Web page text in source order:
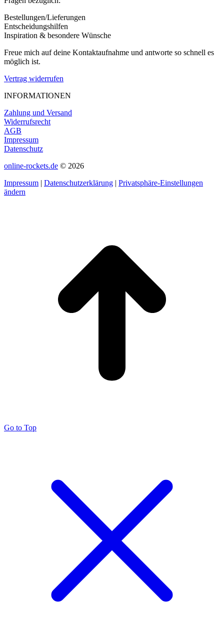
Bestellungen/Lieferungen
Entscheidungshilfen
Inspiration & besondere Wünsche
Freue mich auf deine Kontaktaufnahme und antworte so schnell es
möglich ist.
Vertrag widerrufen
INFORMATIONEN
Zahlung und Versand
Widerrufsrecht
AGB
Impressum
Datenschutz
online-rockets.de © 2026
Impressum | Datenschutzerklärung | Privatsphäre-Einstellungen
ändern
Go to Top